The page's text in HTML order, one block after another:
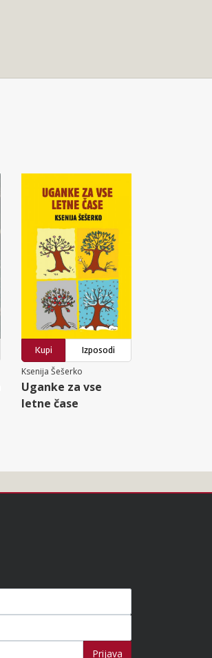
Kupi
Izposodi
Ksenija Šešerko
Uganke za vse
letne čase
Prijava